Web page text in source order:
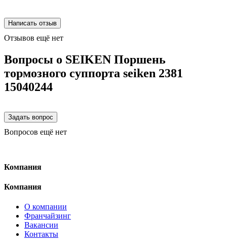
Отзывов ещё нет
Вопросы о SEIKEN Поршень
тормозного суппорта seiken 2381
15040244
Вопросов ещё нет
Компания
Компания
О компании
Франчайзинг
Вакансии
Контакты